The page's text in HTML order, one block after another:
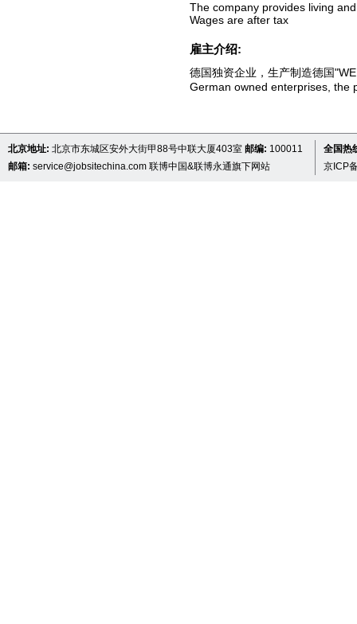
The company provides living
Wages are after tax
雇主介绍:
德国独资企业，生产制造德国
German owned enterprises, the
北京地址: 北京市东城区安外大街甲88号中联大厦403室 邮编: 100011
邮箱: service@jobsitechina.com 联博中国&联博永通旗下网站
全国热
京ICP